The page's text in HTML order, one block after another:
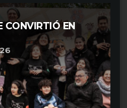
CONVIRTIÓ EN